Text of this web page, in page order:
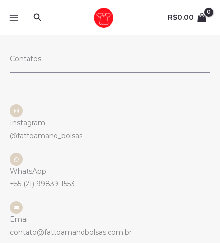
para
Pesquisar R$0.00
Contatos
Instagram
@fattoamano_bolsas
WhatsApp
+55 (21) 99839-1553
Email
contato@fattoamanobolsas.com.br